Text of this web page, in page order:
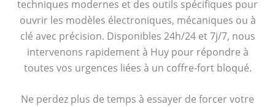
techniques modernes et des outils spécifiques pour
ouvrir les modèles électroniques, mécaniques ou à
clé avec précision. Disponibles 24h/24 et 7j/7, nous
intervenons rapidement à Huy pour répondre à
toutes vos urgences liées à un coffre-fort bloqué.
Ne perdez plus de temps à essayer de forcer votre